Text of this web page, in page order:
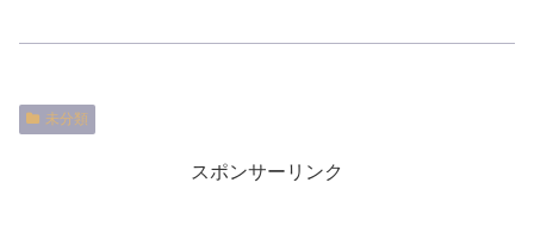
未分類
スポンサーリンク